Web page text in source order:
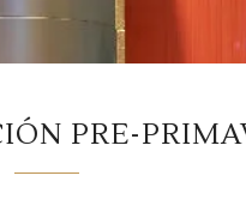
PRE-